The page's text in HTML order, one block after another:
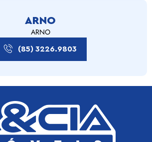
ARNO
ARNO
(85) 3226.9803